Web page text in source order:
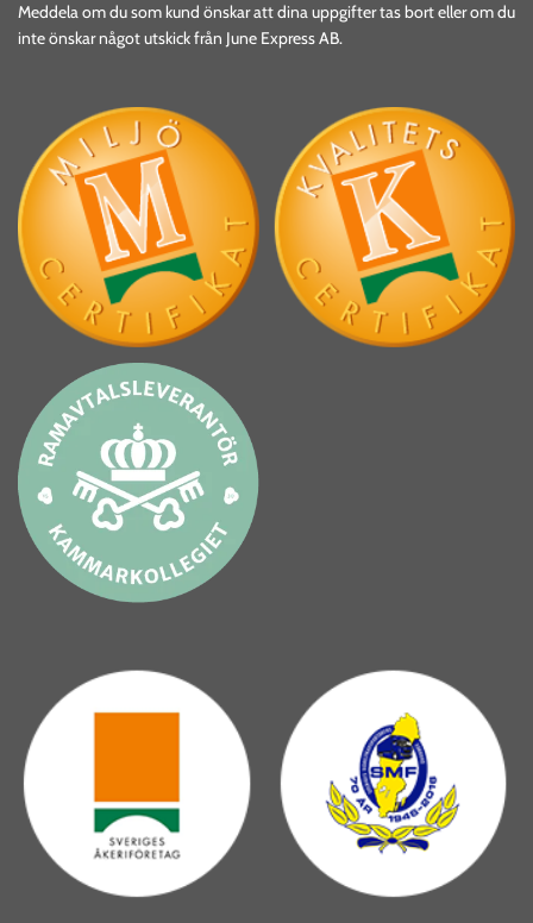
Meddela om du som kund önskar att dina uppgifter tas bort eller om du
inte önskar något utskick från June Express AB.